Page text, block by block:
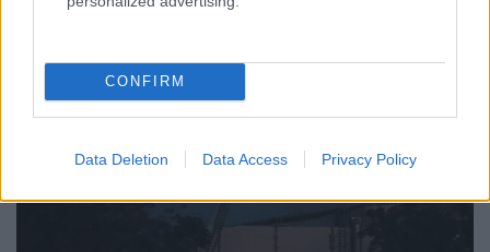
CONFIRM
Data Deletion Data Access Privacy Policy
Ελλάδα: Περισσότερα
άρθρα